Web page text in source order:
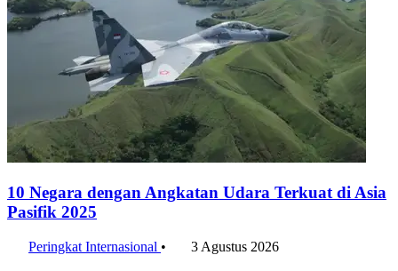
10 Negara dengan Angkatan Udara Terkuat di Asia
Pasifik 2025
Peringkat Internasional • 3 Agustus 2026